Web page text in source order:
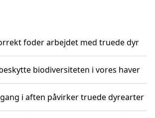
foder arbejdet med truede dyr
biodiversiteten i vores haver
i aften påvirker truede dyrearter